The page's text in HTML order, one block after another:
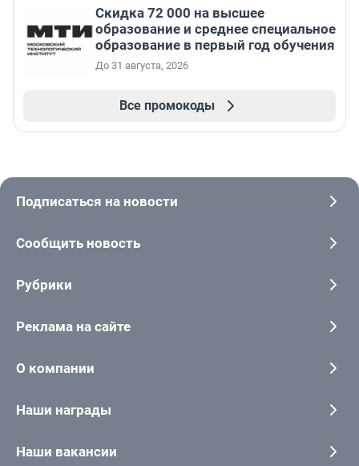
Скидка 72 000 на высшее
образование и среднее специальное
образование в первый год обучения
До 31 августа, 2026
Все промокоды
Подписаться на новости
Сообщить новость
Рубрики
Реклама на сайте
О компании
Наши награды
Наши вакансии